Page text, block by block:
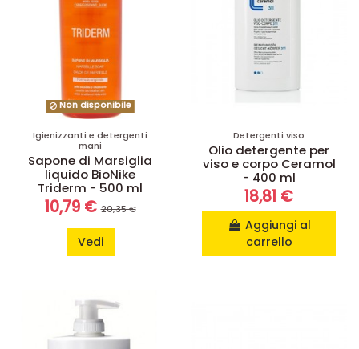
Non disponibile
Igienizzanti e detergenti
mani
Sapone di Marsiglia
liquido BioNike
Triderm - 500 ml
10,79 €20,35 €
Vedi
Detergenti viso
Olio detergente per
viso e corpo Ceramol
- 400 ml
18,81 €
Aggiungi al
carrello